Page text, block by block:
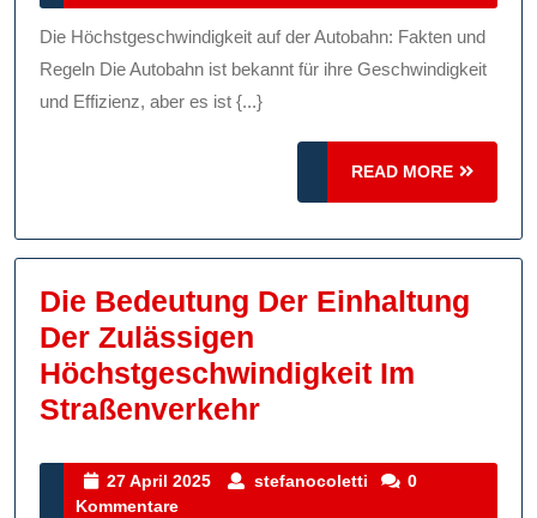
Autobahn:
Regeln
Und
Sicherheit
2025
Die Höchstgeschwindigkeit auf der Autobahn: Fakten und
Regeln Die Autobahn ist bekannt für ihre Geschwindigkeit
und Effizienz, aber es ist {...}
READ MORE
READ
MORE
Die Bedeutung Der Einhaltung
Der Zulässigen
Höchstgeschwindigkeit Im
StraßenverkehrDie
Der
27 April 2025
27
stefanocoletti stefanocoletti
0
Kommentare